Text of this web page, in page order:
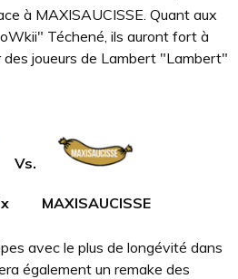
à MAXISAUCISSE. Quant aux
Téchené, ils auront fort à
joueurs de Lambert "Lambert"
Vs.
MAXISAUCISSE
avec le plus de longévité dans
également un remake des